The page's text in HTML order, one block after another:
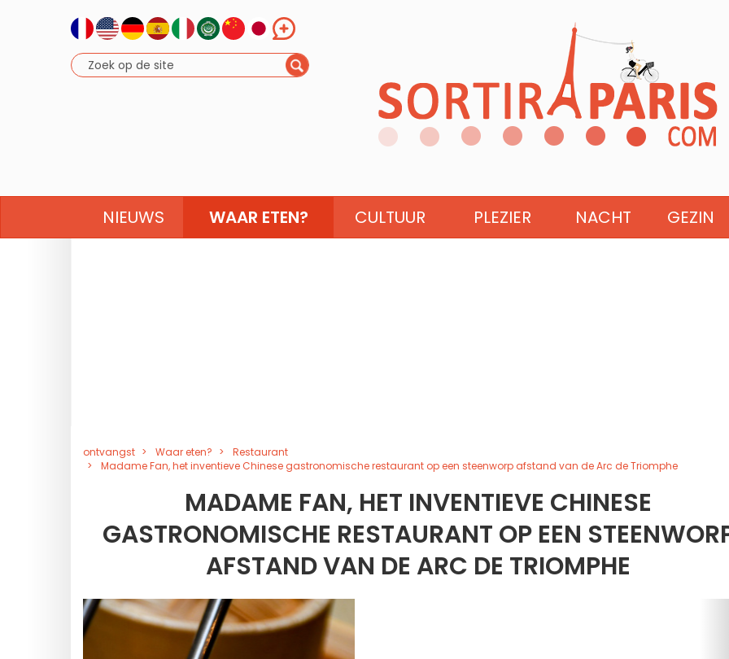
NIEUWS WAAR ETEN? CULTUUR PLEZIER NACHT GEZIN
ontvangst Waar eten?
Restaurant
Madame Fan, het inventieve Chinese gastronomische restaurant op een steenworp afstand van de Arc de Triomphe
MADAME FAN, HET INVENTIEVE CHINESE
GASTRONOMISCHE RESTAURANT OP EEN
AFSTAND VAN DE ARC DE TRIOMPHE